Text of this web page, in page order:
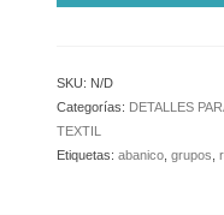
SKU: N/D
Categorías: DETALLES
TEXTIL
Etiquetas:abanico ,grupos ,